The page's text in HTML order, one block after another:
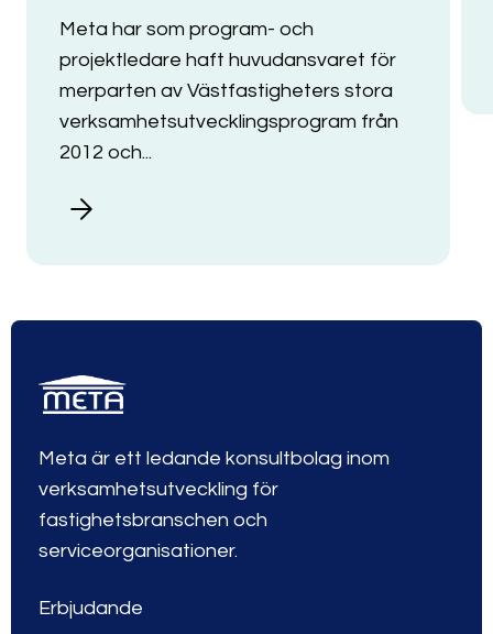
Meta har som program- och
projektledare haft huvudansvaret för
merparten av Västfastigheters stora
verksamhetsutvecklingsprogram från
2012 och...
Meta är ett ledande konsultbolag inom
verksamhetsutveckling för
fastighetsbranschen och
serviceorganisationer.
Erbjudande